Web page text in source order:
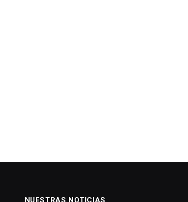
NUESTRAS NOTICIAS